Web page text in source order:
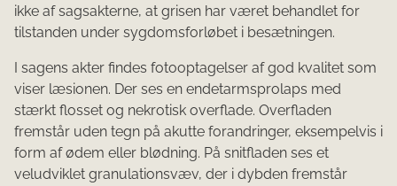
ikke af sagsakterne, at grisen har været behandlet for
tilstanden under sygdomsforløbet i besætningen.
I sagens akter findes fotooptagelser af god kvalitet som
viser læsionen. Der ses en endetarmsprolaps med
stærkt flosset og nekrotisk overflade. Overfladen
fremstår uden tegn på akutte forandringer, eksempelvis i
form af ødem eller blødning. På snitfladen ses et
veludviklet granulationsvæv, der i dybden fremstår